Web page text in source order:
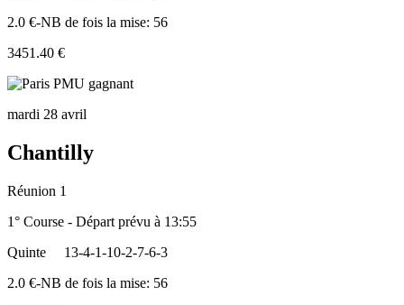
2.0 €-NB de fois la mise: 56
3451.40 €
mardi 28 avril
Chantilly
Réunion 1
1° Course - Départ prévu à 13:55
Quinte
13-4-1-10-2-7-6-3
2.0 €-NB de fois la mise: 56